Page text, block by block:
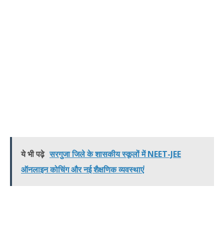
ये भी पढ़े सरगुजा जिले के शासकीय स्कूलों में NEET-JEE
ऑनलाइन कोचिंग और नई शैक्षणिक व्यवस्थाएं